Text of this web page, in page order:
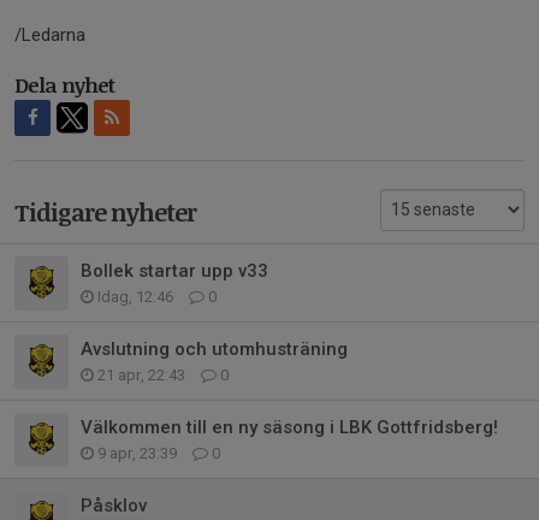
/Ledarna
Dela nyhet
Tidigare nyheter
Bollek startar upp v33
Idag, 12:46 0
Avslutning och utomhusträning
21 apr, 22:43 0
Välkommen till en ny säsong i LBK Gottfridsberg!
9 apr, 23:39 0
Påsklov